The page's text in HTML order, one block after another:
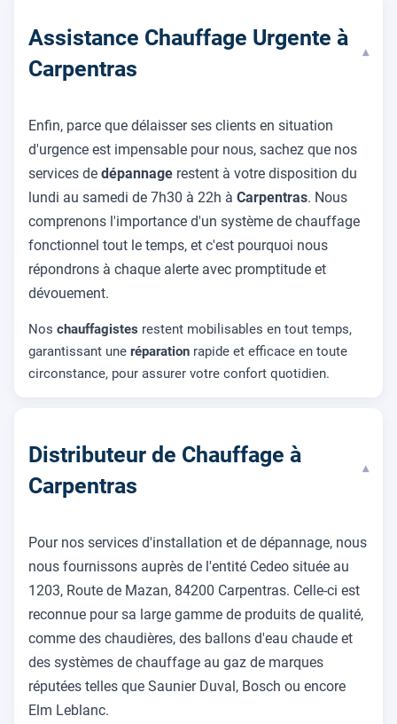
Assistance Chauffage Urgente à
Carpentras
▾
Enfin, parce que délaisser ses clients en situation
d'urgence est impensable pour nous, sachez que nos
services de dépannage restent à votre disposition du
lundi au samedi de 7h30 à 22h à Carpentras. Nous
comprenons l'importance d'un système de chauffage
fonctionnel tout le temps, et c'est pourquoi nous
répondrons à chaque alerte avec promptitude et
dévouement.
Nos chauffagistes restent mobilisables en tout temps,
garantissant une réparation rapide et efficace en toute
circonstance, pour assurer votre confort quotidien.
Distributeur de Chauffage à
Carpentras
▾
Pour nos services d'installation et de dépannage, nous
nous fournissons auprès de l'entité Cedeo située au
1203, Route de Mazan, 84200 Carpentras. Celle-ci est
reconnue pour sa large gamme de produits de qualité,
comme des chaudières, des ballons d'eau chaude et
des systèmes de chauffage au gaz de marques
réputées telles que Saunier Duval, Bosch ou encore
Elm Leblanc.